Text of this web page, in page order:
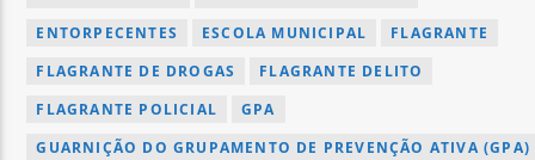
ENTORPECENTES
ESCOLA MUNICIPAL
FLAGRANTE
FLAGRANTE DE DROGAS
FLAGRANTE DELITO
FLAGRANTE POLICIAL
GPA
GUARNIÇÃO DO GRUPAMENTO DE PREVENÇÃO ATIVA (GPA)